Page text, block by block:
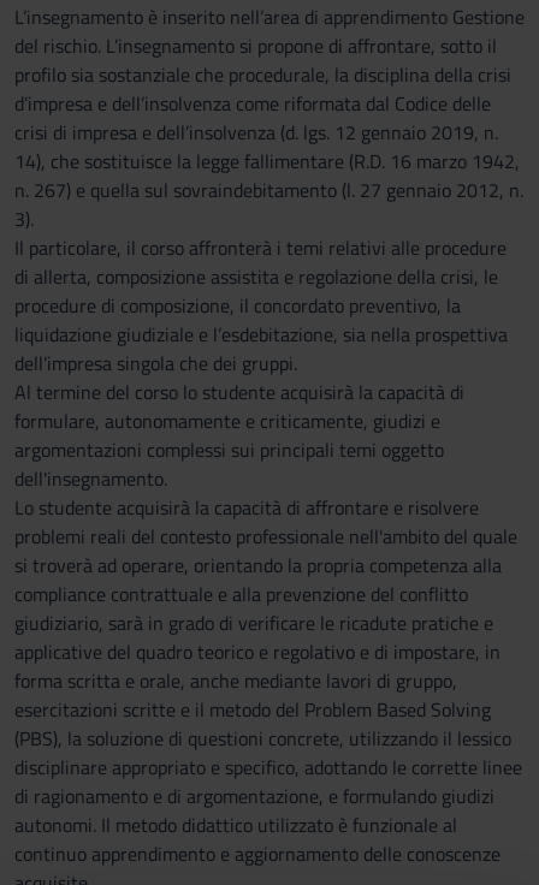
L’insegnamento è inserito nell’area di apprendimento Gestione
del rischio. L’insegnamento si propone di affrontare, sotto il
profilo sia sostanziale che procedurale, la disciplina della crisi
d’impresa e dell’insolvenza come riformata dal Codice delle
crisi di impresa e dell’insolvenza (d. lgs. 12 gennaio 2019, n.
14), che sostituisce la legge fallimentare (R.D. 16 marzo 1942,
n. 267) e quella sul sovraindebitamento (l. 27 gennaio 2012, n.
3).
Il particolare, il corso affronterà i temi relativi alle procedure
di allerta, composizione assistita e regolazione della crisi, le
procedure di composizione, il concordato preventivo, la
liquidazione giudiziale e l’esdebitazione, sia nella prospettiva
dell’impresa singola che dei gruppi.
Al termine del corso lo studente acquisirà la capacità di
formulare, autonomamente e criticamente, giudizi e
argomentazioni complessi sui principali temi oggetto
dell'insegnamento.
Lo studente acquisirà la capacità di affrontare e risolvere
problemi reali del contesto professionale nell'ambito del quale
si troverà ad operare, orientando la propria competenza alla
compliance contrattuale e alla prevenzione del conflitto
giudiziario, sarà in grado di verificare le ricadute pratiche e
applicative del quadro teorico e regolativo e di impostare, in
forma scritta e orale, anche mediante lavori di gruppo,
esercitazioni scritte e il metodo del Problem Based Solving
(PBS), la soluzione di questioni concrete, utilizzando il lessico
disciplinare appropriato e specifico, adottando le corrette linee
di ragionamento e di argomentazione, e formulando giudizi
autonomi. Il metodo didattico utilizzato è funzionale al
continuo apprendimento e aggiornamento delle conoscenze